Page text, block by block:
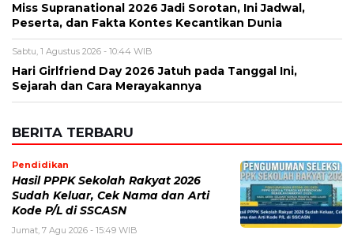
Miss Supranational 2026 Jadi Sorotan, Ini Jadwal,
Peserta, dan Fakta Kontes Kecantikan Dunia
Sabtu, 1 Agustus 2026 - 10:44 WIB
Hari Girlfriend Day 2026 Jatuh pada Tanggal Ini,
Sejarah dan Cara Merayakannya
BERITA TERBARU
Pendidikan
Hasil PPPK Sekolah Rakyat 2026
Sudah Keluar, Cek Nama dan Arti
Kode P/L di SSCASN
Jumat, 7 Agu 2026 - 15:49 WIB